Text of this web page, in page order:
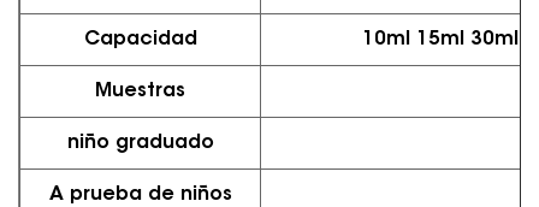
Capacidad 10ml 15ml 30ml
Muestras
niño graduado
A prueba de niños